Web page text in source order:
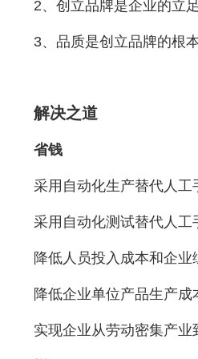
2、创立品牌是企业的立
3、品质是创立品牌的根
解决之道
省钱
采用自动化生产替代人工
采用自动化测试替代人工
降低人员投入成本和企业
降低企业单位产品生产成
实现企业从劳动密集产